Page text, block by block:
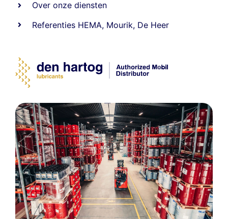
Over onze diensten
Referenties HEMA, Mourik, De Heer